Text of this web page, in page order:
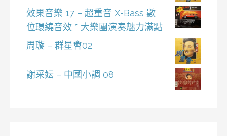
效果音樂 17 – 超重音 X-Bass 數
位環繞音效 * 大樂團演奏魅力滿點
周璇 – 群星會02
謝采妘 – 中國小調 08